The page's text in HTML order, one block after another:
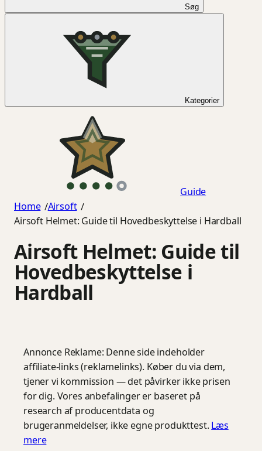
Søg
Kategorier
Guide
Home /Airsoft /
Airsoft Helmet: Guide til Hovedbeskyttelse i Hardball
Airsoft Helmet: Guide til
Hovedbeskyttelse i
Hardball
Annonce Reklame: Denne side indeholder
affiliate-links (reklamelinks). Køber du via dem,
tjener vi kommission — det påvirker ikke prisen
for dig. Vores anbefalinger er baseret på
research af producentdata og
brugeranmeldelser, ikke egne produkttest. Læs
mere